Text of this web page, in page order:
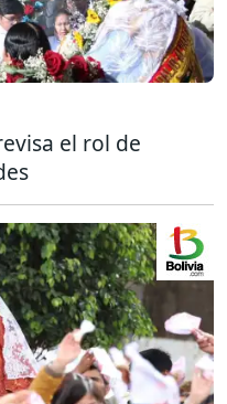
el rol de